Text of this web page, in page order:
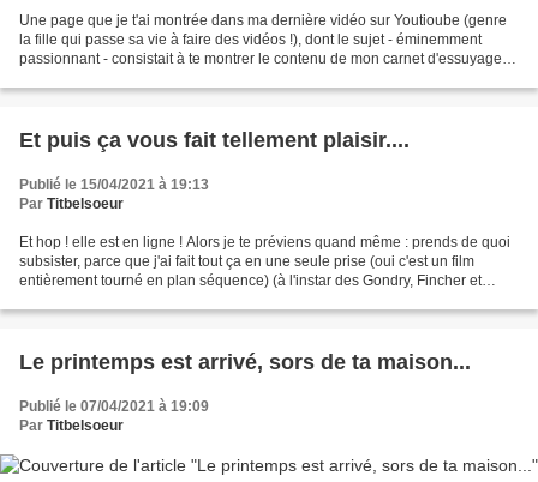
Une page que je t'ai montrée dans ma dernière vidéo sur Youtioube (genre
la fille qui passe sa vie à faire des vidéos !), dont le sujet - éminemment
passionnant - consistait à te montrer le contenu de mon carnet d'essuyage
Et puis ça vous fait tellement plaisir....
Publié le 15/04/2021 à 19:13
Par Titbelsoeur
Et hop ! elle est en ligne ! Alors je te préviens quand même : prends de quoi
subsister, parce que j'ai fait tout ça en une seule prise (oui c'est un film
entièrement tourné en plan séquence) (à l'instar des Gondry, Fincher et
Le printemps est arrivé, sors de ta maison...
Publié le 07/04/2021 à 19:09
Par Titbelsoeur